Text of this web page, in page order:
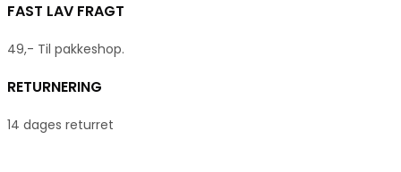
FAST LAV FRAGT
49,- Til pakkeshop.
RETURNERING
14 dages returret